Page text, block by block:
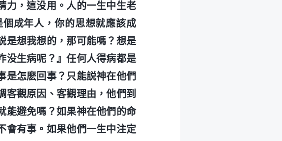
力，這没用。人的一生中生老
成年人，你的思想就應該成
是想我想的，那可能嗎？想是
没生病呢？』任何人得病都是
是怎麽回事？只能説神在他們
客觀原因、客觀理由，他們到
能避免嗎？如果神在他們的命
會有事。如果他們一生中注定